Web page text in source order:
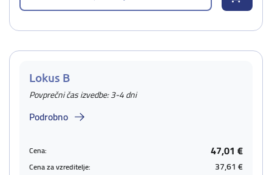
Lokus B
Povprečni čas izvedbe: 3-4 dni
Podrobno
Cena: 47,01 €
Cena za vzreditelje: 37,61 €